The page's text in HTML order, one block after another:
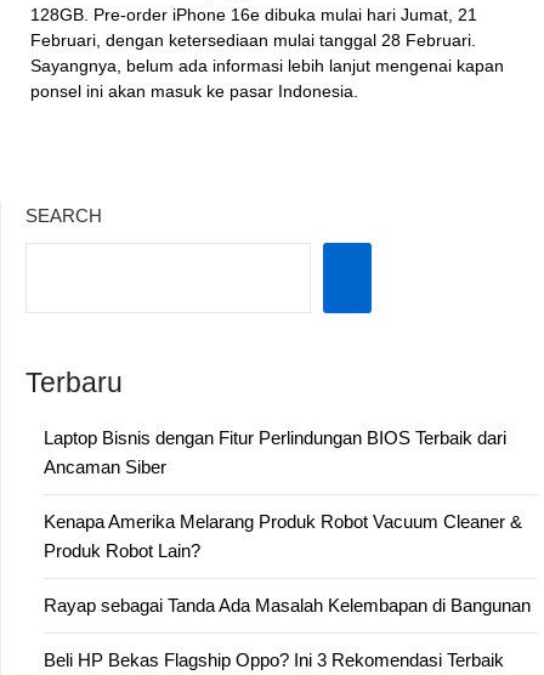
128GB. Pre-order iPhone 16e dibuka mulai hari Jumat, 21
Februari, dengan ketersediaan mulai tanggal 28 Februari.
Sayangnya, belum ada informasi lebih lanjut mengenai kapan
ponsel ini akan masuk ke pasar Indonesia.
SEARCH
Terbaru
Laptop Bisnis dengan Fitur Perlindungan BIOS Terbaik dari
Ancaman Siber
Kenapa Amerika Melarang Produk Robot Vacuum Cleaner &
Produk Robot Lain?
Rayap sebagai Tanda Ada Masalah Kelembapan di Bangunan
Beli HP Bekas Flagship Oppo? Ini 3 Rekomendasi Terbaik